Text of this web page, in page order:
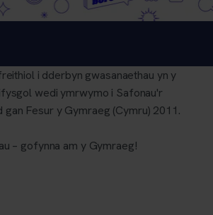
i dderbyn gwasanaethau yn y
wedi ymrwymo i Safonau'r
Fesur y Gymraeg (Cymru) 2011.
– gofynna am y Gymraeg!